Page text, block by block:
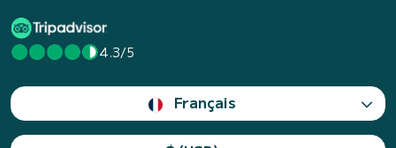
4.3/5
Français